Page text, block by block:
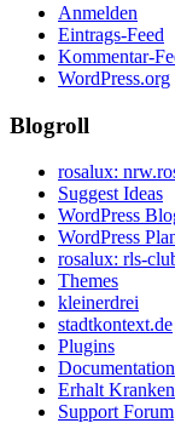
Anmelden
Eintrags-Feed
Kommentar-
WordPress.org
Blogroll
rosalux:
Suggest Ideas
WordPress
WordPress
rosalux: rls-
Themes
kleinerdrei
stadtkontext.de
Plugins
Documentation
Erhalt
Support Forum